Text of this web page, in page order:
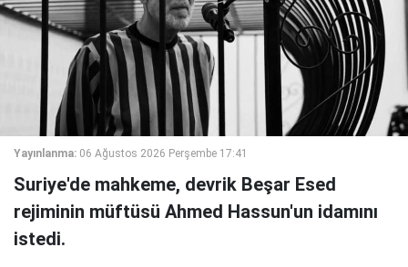
Yayınlanma: 06 Ağustos 2026 Perşembe 17:41
Suriye'de mahkeme, devrik Beşar Esed
rejiminin müftüsü Ahmed Hassun'un idamını
istedi.